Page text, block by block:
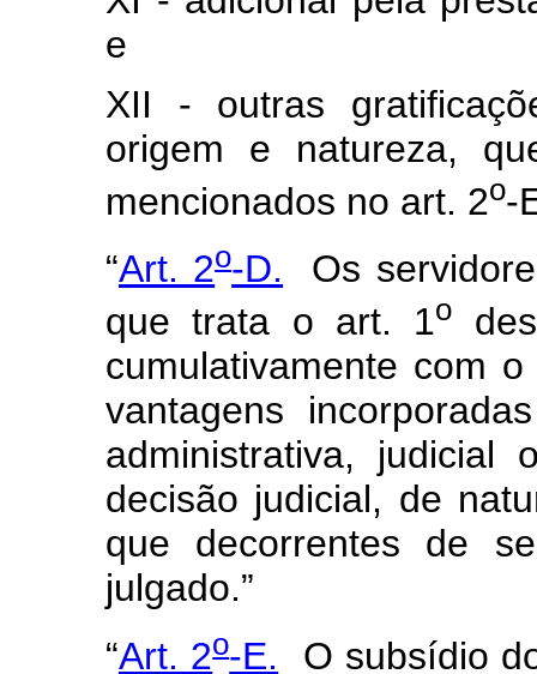
e
XII - outras
origem e natureza,
mencionados no art. 2o-
“Art. 2o-D. Os
que trata o art. 1o
cumulativamente com
vantagens
administrativa, judicial
decisão judicial, de
que decorrentes de
julgado.”
“Art. 2o-E. O subsídio